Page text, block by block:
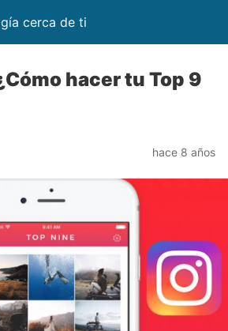
cerca de ti
hacer tu Top 9
hace 8 años